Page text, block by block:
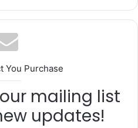
You Purchase
mailing list
updates!